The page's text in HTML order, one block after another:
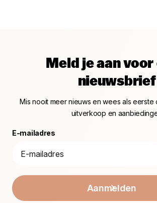
Meld je aan voor
nieuwsbrief
Mis nooit meer nieuws en wees als
uitverkoop en
E-mailadres
Aanmelden